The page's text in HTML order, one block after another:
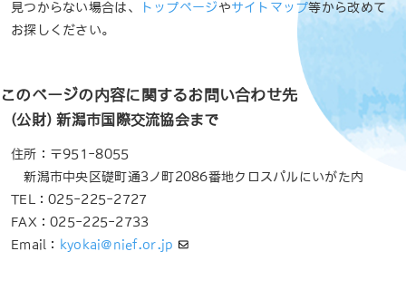
見つからない場合は、
トップページ やサイトマップ等から改めて
お探しください。
このページの内容に関するお問い合わせ先
(公財) 新潟市国際交流協会まで
住所：〒951-8055
新潟市中央区礎町通3ノ町2086番地クロスパルにいがた内
TEL：025-225-2727
FAX：025-225-2733
Email：
kyokai@nief.or.jp